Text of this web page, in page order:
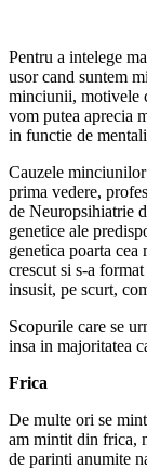
Pentru a intelege
usor cand suntem
minciunii, motivele
vom putea aprecia
in functie de
Cauzele minciunilor
prima vedere,
de Neuropsihiatrie
genetice ale
genetica poarta
crescut si s-a
insusit, pe scurt,
Scopurile care se
insa in majoritatea
Frica
De multe ori se
am mintit din frica,
de parinti anumite